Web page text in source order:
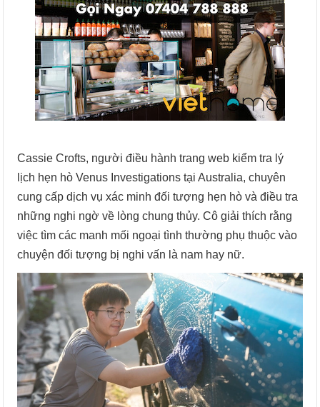
Cassie Crofts, người điều hành trang web kiểm tra lý
lịch hẹn hò Venus Investigations tại Australia, chuyên
cung cấp dịch vụ xác minh đối tượng hẹn hò và điều tra
những nghi ngờ về lòng chung thủy. Cô giải thích rằng
việc tìm các manh mối ngoại tình thường phụ thuộc vào
chuyện đối tượng bị nghi vấn là nam hay nữ.